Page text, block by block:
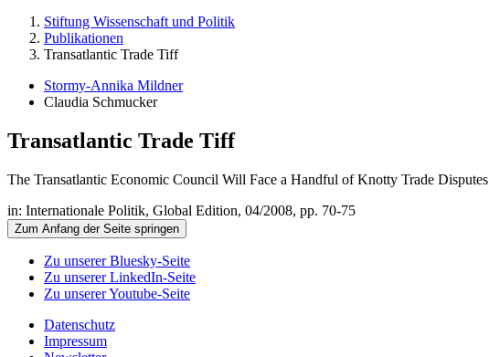
Stiftung Wissenschaft und Politik
Publikationen
Transatlantic Trade Tiff
Stormy-Annika Mildner
Claudia Schmucker
Transatlantic Trade Tiff
The Transatlantic Economic Council Will Face a Handful of Knotty Trade Disputes
in: Internationale Politik, Global Edition, 04/2008, pp. 70-75
Zum Anfang der Seite springen
Zu unserer Bluesky-Seite
Zu unserer LinkedIn-Seite
Zu unserer Youtube-Seite
Datenschutz
Impressum